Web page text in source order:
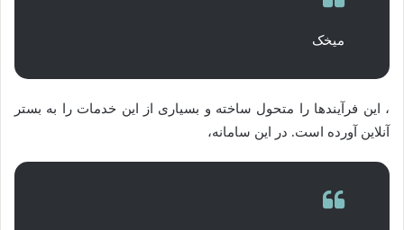
میخک
، این فرآیندها را متحول ساخته و بسیاری از این خدمات را به بستر
آنلاین آورده است. در این سامانه،